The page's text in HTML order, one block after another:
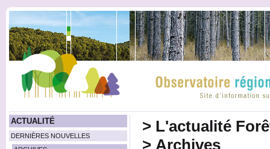
ACTUALITÉ
DERNIÈRES NOUVELLES
> L'actualité
> Archives